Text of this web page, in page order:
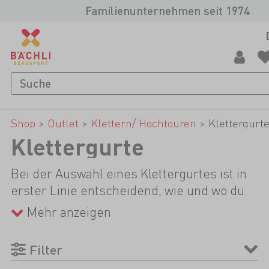
Familienunternehmen seit 1974
Shop > Outlet > Klettern/ Hochtouren > Klettergurte
Klettergurte
Bei der Auswahl eines Klettergurtes ist in
erster Linie entscheidend, wie und wo du
ihn einsetzen wirst. Für Sportklettern,
Hochtouren und Klettersteige gibt es
allerlei Allroundgurte, die durch ihren
hohen Komfort bestechen. Je schneller
Mehr anzeigen
Filter